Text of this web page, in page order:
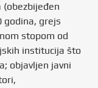
(obezbijeđen
godina, grejs
stopom od
institucija što
objavljen javni